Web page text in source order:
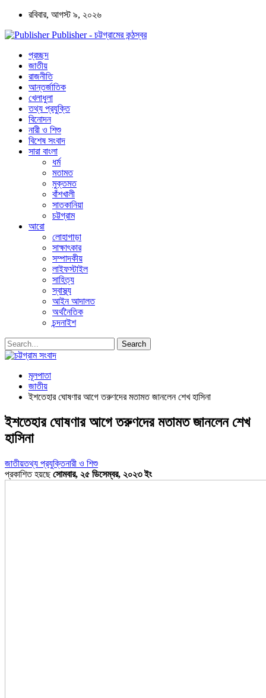
রবিবার, আগস্ট ৯, ২০২৬
Publisher - চট্টগ্রামের কন্ঠস্বর
প্রচ্ছদ
জাতীয়
রাজনীতি
আন্তর্জাতিক
খেলাধুলা
তথ্য প্রযুক্তি
বিনোদন
নারী ও শিশু
বিশেষ সংবাদ
সারা বাংলা
ধর্ম
মতামত
মুক্তমত
বাঁশখালী
সাতকানিয়া
চট্টগ্রাম
আরো
লোহাগাড়া
সাক্ষাৎকার
সম্পাদকীয়
লাইফস্টাইল
সাহিত্য
স্বাস্থ্য
আইন আদালত
অর্থনৈতিক
চন্দনাইশ
মূলপাতা
জাতীয়
ইশতেহার ঘোষণার আগে তরুণদের মতামত জানলেন শেখ হাসিনা
ইশতেহার ঘোষণার আগে তরুণদের মতামত জানলেন শেখ
হাসিনা
জাতীয়তথ্য প্রযুক্তিনারী ও শিশু
প্রকাশিত হয়ছেসোমবার, ২৫ ডিসেম্বর, ২০২৩ ইং